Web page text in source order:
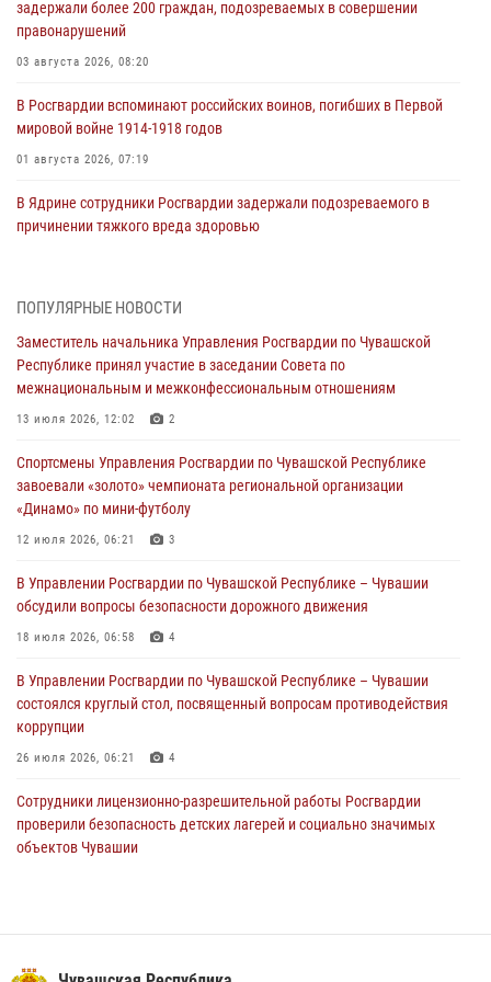
задержали более 200 граждан, подозреваемых в совершении
правонарушений
03 августа 2026, 08:20
В Росгвардии вспоминают российских воинов, погибших в Первой
мировой войне 1914-1918 годов
01 августа 2026, 07:19
В Ядрине сотрудники Росгвардии задержали подозреваемого в
причинении тяжкого вреда здоровью
1 августа – День дежурной службы войск национальной гвардии
Директор Росгвардии Герой России генерал армии Виктор Золотов
поздравил специалистов подразделений тыла с профессиональным
01 августа 2026, 00:01
В Чебоксарах при участии спецназа Росгвардии изъята крупная
партия немаркированной никотиносодержащей продукции (видео)
Сотрудник вневедомственной охраны Росгвардии рассказал
корреспонденту Издательского дома «Хыпар» о службе в ВДВ
ПОПУЛЯРНЫЕ НОВОСТИ
Заместитель начальника Управления Росгвардии по Чувашской
Республике принял участие в заседании Совета по
межнациональным и межконфессиональным отношениям
13 июля 2026, 12:02 2
Спортсмены Управления Росгвардии по Чувашской Республике
завоевали «золото» чемпионата региональной организации
«Динамо» по мини-футболу
12 июля 2026, 06:21 3
В Управлении Росгвардии по Чувашской Республике – Чувашии
обсудили вопросы безопасности дорожного движения
18 июля 2026, 06:58 4
В Управлении Росгвардии по Чувашской Республике – Чувашии
состоялся круглый стол, посвященный вопросам противодействия
коррупции
26 июля 2026, 06:21 4
Сотрудники лицензионно-разрешительной работы Росгвардии
проверили безопасность детских лагерей и социально значимых
объектов Чувашии
06 июля 2026, 11:23 3